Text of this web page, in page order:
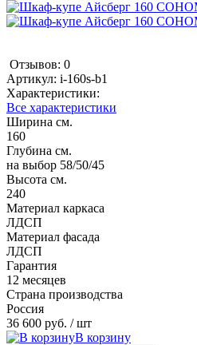
Отзывов: 0
Артикул: i-160s-b1
Характеристики:
Все характеристики
Ширина см.
160
Глубина см.
на выбор 58/50/45
Высота см.
240
Материал каркаса
ЛДСП
Материал фасада
ЛДСП
Гарантия
12 месяцев
Страна производства
Россия
36 600 руб. / шт
В корзину